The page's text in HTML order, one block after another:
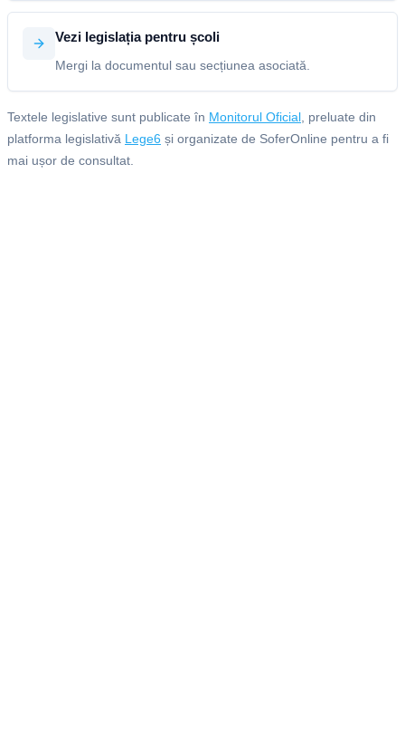
Vezi legislația pentru școli
Mergi la documentul sau secțiunea asociată.
Textele legislative sunt publicate în Monitorul Oficial , preluate din
platforma legislativă Lege6 și organizate de SoferOnline pentru a fi
mai ușor de consultat.